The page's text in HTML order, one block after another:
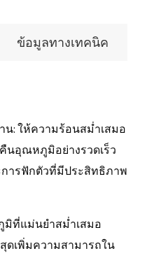
ข้อมูลทางเทคนิค
: ให้ความร้อนสม่ำเสมอ
นอุณหภูมิอย่างรวดเร็ว
ารฟักตัวที่มีประสิทธิภาพ
ที่แม่นยำสม่ำเสมอ
ดเพิ่มความสามารถใน